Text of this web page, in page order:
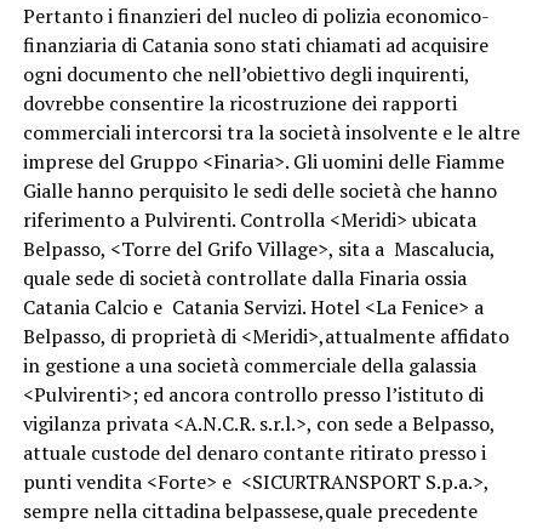
Pertanto i finanzieri del nucleo di polizia economico-
finanziaria di Catania sono stati chiamati ad acquisire
ogni documento che nell’obiettivo degli inquirenti,
dovrebbe consentire la ricostruzione dei rapporti
commerciali intercorsi tra la società insolvente e le altre
imprese del Gruppo <Finaria>. Gli uomini delle Fiamme
Gialle hanno perquisito le sedi delle società che hanno
riferimento a Pulvirenti. Controlla <Meridi> ubicata
Belpasso, <Torre del Grifo Village>, sita a Mascalucia,
quale sede di società controllate dalla Finaria ossia
Catania Calcio e Catania Servizi. Hotel <La Fenice> a
Belpasso, di proprietà di <Meridi>,attualmente affidato
in gestione a una società commerciale della galassia
<Pulvirenti>; ed ancora controllo presso l’istituto di
vigilanza privata <A.N.C.R. s.r.l.>, con sede a Belpasso,
attuale custode del denaro contante ritirato presso i
punti vendita <Forte> e <SICURTRANSPORT S.p.a.>,
sempre nella cittadina belpassese,quale precedente